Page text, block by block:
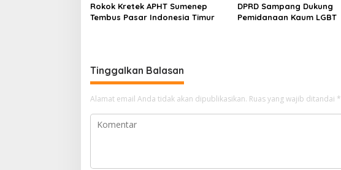
Rokok Kretek APHT Sumenep
Tembus Pasar Indonesia Timur
DPRD Sampang Dukung
Pemidanaan Kaum LGBT
Tinggalkan Balasan
Alamat email Anda tidak akan dipublikasikan. Ruas yang wajib ditandai *